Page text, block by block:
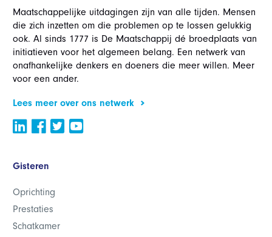
Maatschappelijke uitdagingen zijn van alle tijden. Mensen
die zich inzetten om die problemen op te lossen gelukkig
ook. Al sinds 1777 is De Maatschappij dé broedplaats van
initiatieven voor het algemeen belang. Een netwerk van
onafhankelijke denkers en doeners die meer willen. Meer
voor een ander.
Lees meer over ons netwerk
Gisteren
Oprichting
Prestaties
Schatkamer